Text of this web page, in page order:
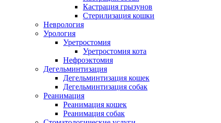
Кастрация грызунов
Стерилизация кошки
Неврология
Урология
Уретростомия
Уретростомия кота
Нефроэктомия
Дегельминтизация
Дегельминтизация кошек
Дегельминтизация собак
Реанимация
Реанимация кошек
Реанимация собак